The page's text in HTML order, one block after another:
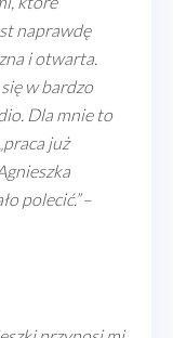
naprawdę
i otwarta.
w bardzo
Dla mnie to
już
polecić.”–